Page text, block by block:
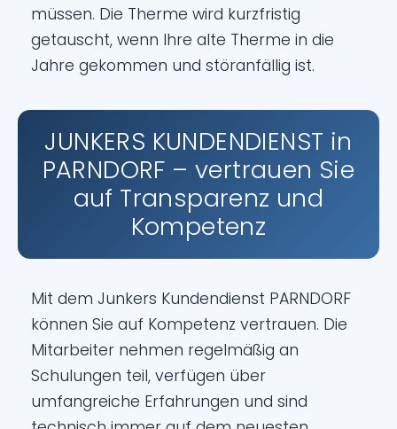
müssen. Die Therme wird kurzfristig
getauscht, wenn Ihre alte Therme in die
Jahre gekommen und störanfällig ist.
JUNKERS KUNDENDIENST in
PARNDORF – vertrauen Sie
auf Transparenz und
Kompetenz
Mit dem Junkers Kundendienst PARNDORF
können Sie auf Kompetenz vertrauen. Die
Mitarbeiter nehmen regelmäßig an
Schulungen teil, verfügen über
umfangreiche Erfahrungen und sind